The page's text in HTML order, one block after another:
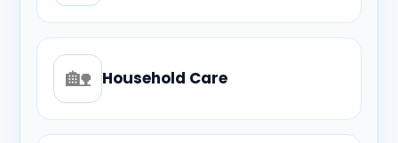
🏡 Household Care